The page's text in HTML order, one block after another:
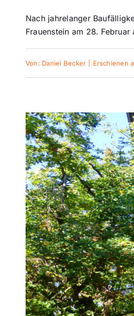
Nach jahrelanger
Frauenstein am 28.
Von: Daniel Becker Erschienen